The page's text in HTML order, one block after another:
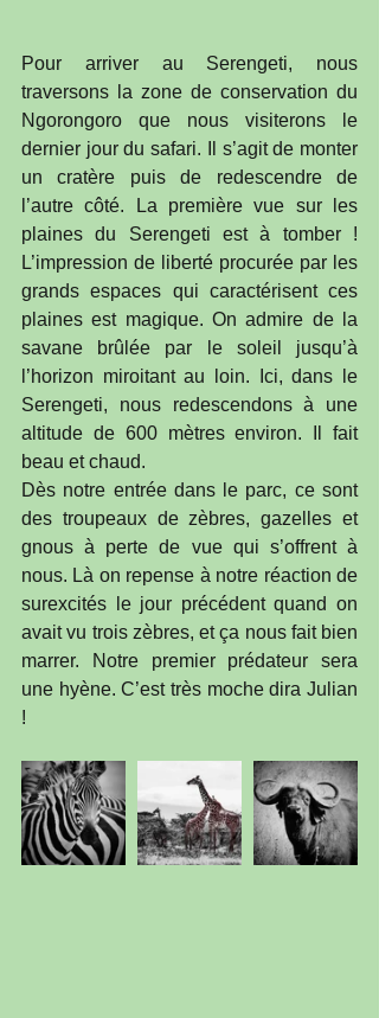
Pour arriver au Serengeti, nous
traversons la zone de conservation du
Ngorongoro que nous visiterons le
dernier jour du safari. Il s’agit de monter
un cratère puis de redescendre de
l’autre côté. La première vue sur les
plaines du Serengeti est à tomber !
L’impression de liberté procurée par les
grands espaces qui caractérisent ces
plaines est magique. On admire de la
savane brûlée par le soleil jusqu’à
l’horizon miroitant au loin. Ici, dans le
Serengeti, nous redescendons à une
altitude de 600 mètres environ. Il fait
beau et chaud.
Dès notre entrée dans le parc, ce sont
des troupeaux de zèbres, gazelles et
gnous à perte de vue qui s’offrent à
nous. Là on repense à notre réaction de
surexcités le jour précédent quand on
avait vu trois zèbres, et ça nous fait bien
marrer. Notre premier prédateur sera
une hyène. C’est très moche dira Julian
!